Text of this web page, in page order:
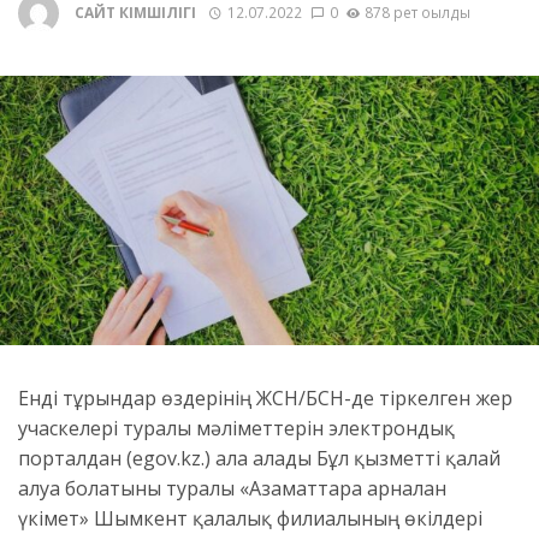
САЙТ ӘКІМШІЛІГІ 12.07.2022 0 878 рет оқылды
Енді тұрғындар өздерінің ЖСН/БСН-де тіркелген жер
учаскелері туралы мәліметтерін электрондық
порталдан (egov.kz.) ала алады Бұл қызметті қалай
алуға болатыны туралы «Азаматтарға арналған
үкімет» Шымкент қалалық филиалының өкілдері